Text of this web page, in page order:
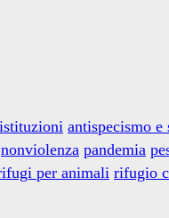
antispecismo e
nonviolenza pandemia
per animali rifugio